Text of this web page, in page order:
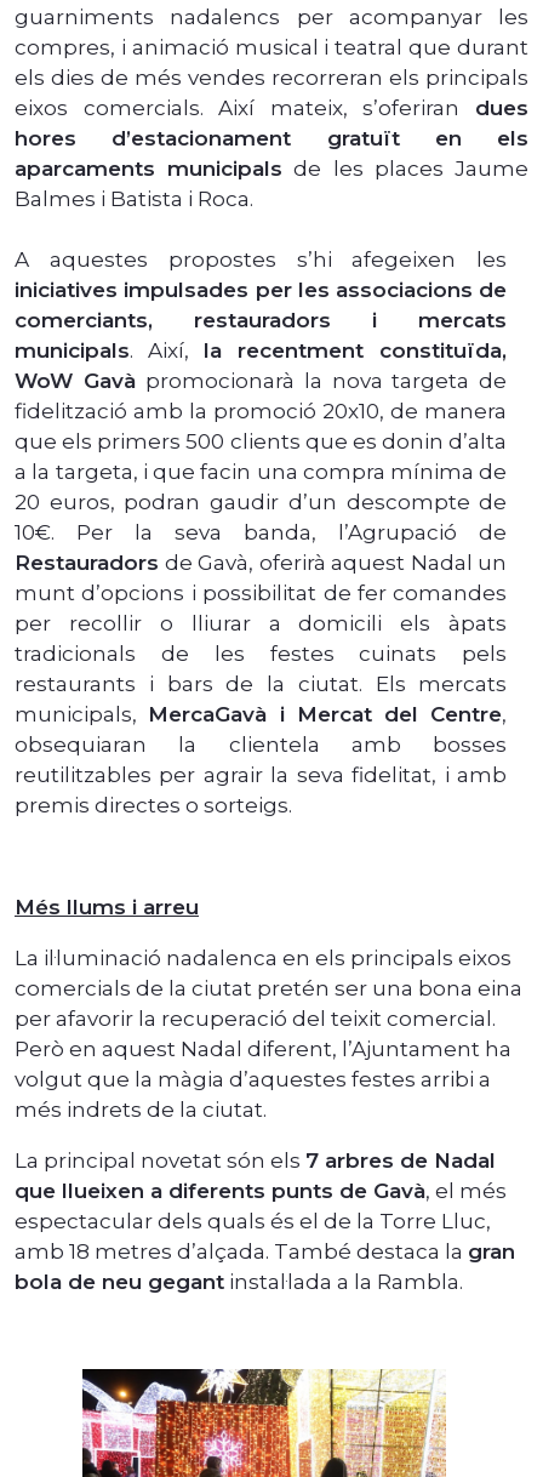
guarniments nadalencs per acompanyar les
compres, i animació musical i teatral que durant
els dies de més vendes recorreran els principals
eixos comercials. Així mateix, s’oferiran dues
hores d’estacionament gratuït en els
aparcaments municipals de les places Jaume
Balmes i Batista i Roca.
A aquestes propostes s’hi afegeixen les
iniciatives impulsades per les associacions de
comerciants, restauradors i mercats
municipals. Així, la recentment constituïda,
WoW Gavàpromocionarà la nova targeta de
fidelització amb la promoció 20x10, de manera
que els primers 500 clients que es donin d’alta
a la targeta, i que facin una compra mínima de
20 euros, podran gaudir d’un descompte de
10€. Per la seva banda, l’Agrupació de
Restauradors de Gavà, oferirà aquest Nadal un
munt d’opcions i possibilitat de fer comandes
per recollir o lliurar a domicili els àpats
tradicionals de les festes cuinats pels
restaurants i bars de la ciutat. Els mercats
municipals, MercaGavà i Mercat del Centre,
obsequiaran la clientela amb bosses
reutilitzables per agrair la seva fidelitat, i amb
premis directes o sorteigs.
Més llums i arreu
La il·luminació nadalenca en els principals eixos
comercials de la ciutat pretén ser una bona eina
per afavorir la recuperació del teixit comercial.
Però en aquest Nadal diferent, l’Ajuntament ha
volgut que la màgia d’aquestes festes arribi a
més indrets de la ciutat.
La principal novetat són els 7 arbres de Nadal
que llueixen a diferents punts de Gavà, el més
espectacular dels quals és el de la Torre Lluc,
amb 18 metres d’alçada. També destaca la gran
bola de neu gegant instal·lada a la Rambla.